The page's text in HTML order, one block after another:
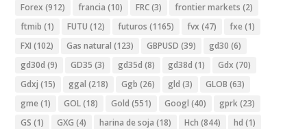
Forex (912) francia (10) FRC(3) frontier markets (2)
ftmib (1) FUTU (12) futuros (1165) fvx (47) fxe (1)
FXI (102) Gas natural (123) GBPUSD (39) gd30 (6)
gd30d (9) GD35 (3) gd35d (8) gd38d (1) Gdx (70)
Gdxj (15) ggal (218) Ggb (26) gld (3) GLOB (63)
gme (1) GOL(18) Gold (551) Googl (40) gprk(23)
GS (1) GXG (4) harina de soja (18) Hch (844) hd (1)